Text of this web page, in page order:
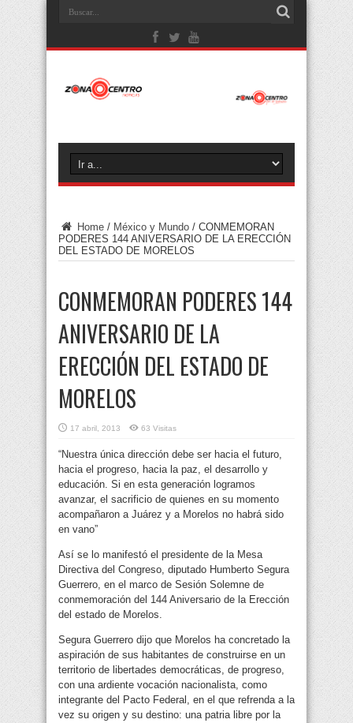
Home / México y Mundo / CONMEMORAN
PODERES 144 ANIVERSARIO DE LA ERECCIÓN
DEL ESTADO DE MORELOS
CONMEMORAN PODERES 144
ANIVERSARIO DE LA
ERECCIÓN DEL ESTADO DE
MORELOS
17 abril, 2013 63 Visitas
“Nuestra única dirección debe ser hacia el futuro,
hacia el progreso, hacia la paz, el desarrollo y
educación. Si en esta generación logramos
avanzar, el sacrificio de quienes en su momento
acompañaron a Juárez y a Morelos no habrá sido
en vano”
Así se lo manifestó el presidente de la Mesa
Directiva del Congreso, diputado Humberto Segura
Guerrero, en el marco de Sesión Solemne de
conmemoración del 144 Aniversario de la Erección
del estado de Morelos.
Segura Guerrero dijo que Morelos ha concretado la
aspiración de sus habitantes de construirse en un
territorio de libertades democráticas, de progreso,
con una ardiente vocación nacionalista, como
integrante del Pacto Federal, en el que refrenda a la
vez su origen y su destino: una patria libre por la